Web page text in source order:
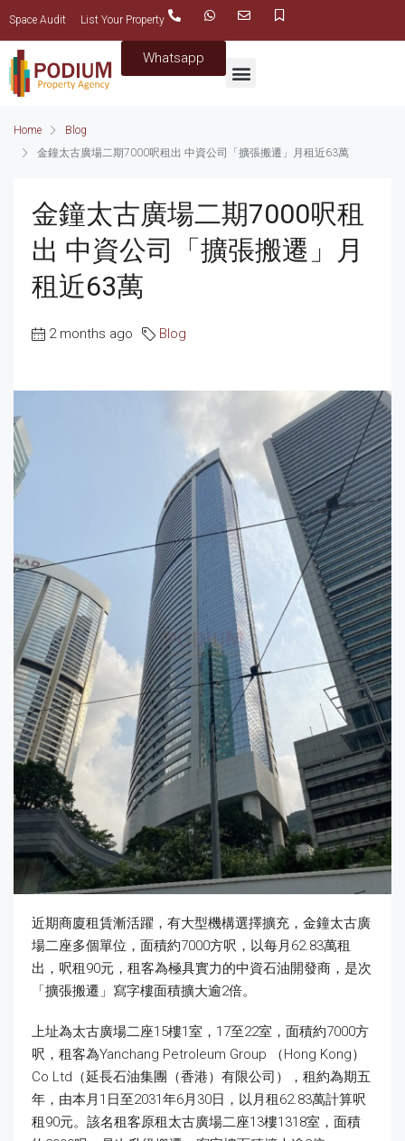
Space Audit List Your Property
Whatsapp
Home
Blog
金鐘太古廣場二期7000呎租出 中資公司「擴張搬遷」月租近63萬
金鐘太古廣場二期7000呎租
出 中資公司「擴張搬遷」月
租近63萬
2 months ago Blog
近期商廈租賃漸活躍，有大型機構選擇擴充，金鐘太古廣
場二座多個單位，面積約7000方呎，以每月62.83萬租
出，呎租90元，租客為極具實力的中資石油開發商，是次
「擴張搬遷」寫字樓面積擴大逾2倍。
上址為太古廣場二座15樓1室，17至22室，面積約7000方
呎，租客為Yanchang Petroleum Group （Hong Kong）
Co Ltd（延長石油集團（香港）有限公司），租約為期五
年，由本月1日至2031年6月30日，以月租62.83萬計算呎
租90元。該名租客原租太古廣場二座13樓1318室，面積